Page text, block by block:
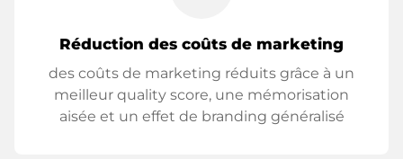
Réduction des coûts de marketing
des coûts de marketing réduits grâce à un
meilleur quality score, une mémorisation
aisée et un effet de branding généralisé